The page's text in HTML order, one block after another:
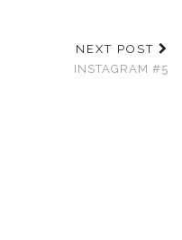
NEXT POST
INSTAGRAM #5